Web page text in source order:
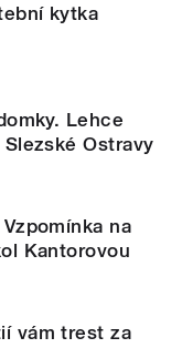
kytka
Lehce
Ostravy
na
Kantorovou
vám trest za